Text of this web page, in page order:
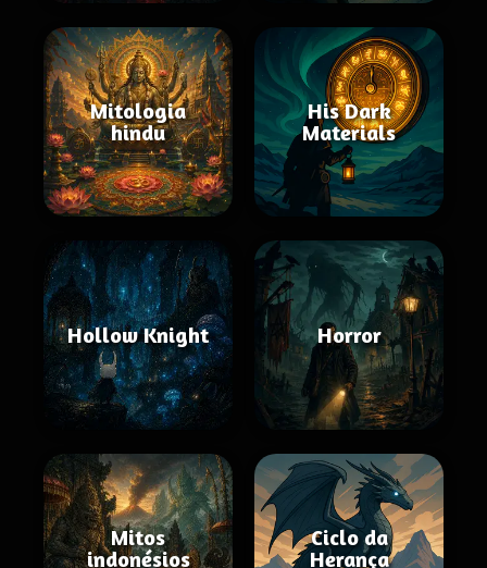
Mitologia
hindu
His Dark
Materials
Hollow Knight Horror
Mitos
indonésios
Ciclo da
Herança